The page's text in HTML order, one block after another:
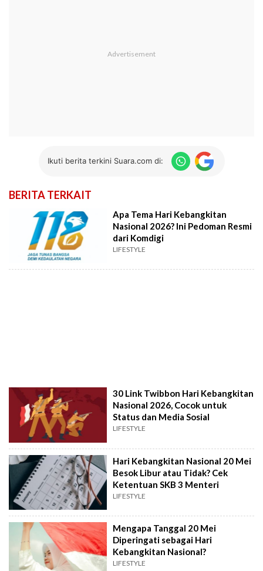
Ikuti berita terkini Suara.com di:
BERITA TERKAIT
Apa Tema Hari Kebangkitan
Nasional 2026? Ini Pedoman Resmi
dari Komdigi
LIFESTYLE
30 Link Twibbon Hari Kebangkitan
Nasional 2026, Cocok untuk
Status dan Media Sosial
LIFESTYLE
Hari Kebangkitan Nasional 20 Mei
Besok Libur atau Tidak? Cek
Ketentuan SKB 3 Menteri
LIFESTYLE
Mengapa Tanggal 20 Mei
Diperingati sebagai Hari
Kebangkitan Nasional?
LIFESTYLE